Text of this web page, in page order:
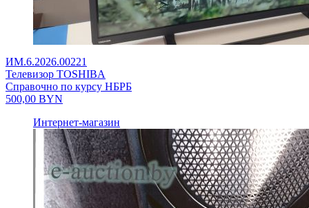
ИМ.6.2026.00221
Телевизор TOSHIBA
Справочно по курсу НБРБ
500,00 BYN
Интернет-магазин